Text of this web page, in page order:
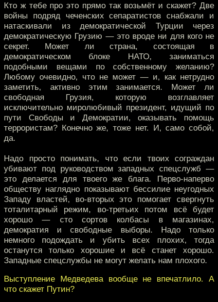
Кто ж тебе про это прямо так возьмёт и скажет? Две
войны подряд чеченских сепаратистов снабжали и
натаскивали из демократической Турции через
демократическую Грузию — это вроде ни для кого не
секрет. Может ли страна, состоящая в
демократическом блоке НАТО, заниматься
подобными вещами по собственному желанию?
Любому очевидно, что не может — и, как нетрудно
заметить, активно этим занимается. Может ли
свободная Грузия, которую возглавляет
исключительно миролюбивый президент, идущий по
пути Свободы и Демократии, оказывать помощь
террористам? Конечно же, тоже нет. И, само собой,
да.
Надо просто понимать, что если твоих сограждан
убивают под руководством западных спецслужб —
это делается для твоего же блага. Перво-наперво
обществу наглядно показывают бессилие неугодных
Западу властей, во-вторых это помогает свергнуть
тоталитарный режим, во-третьих потом всё будет
хорошо — сто сортов колбасы в магазинах,
демократия и свободные выборы. Надо только
немного подождать и убить всех плохих, тогда
останутся только хорошие и всё станет хорошо.
Западные спецслужбы не могут желать нам плохого.
Выступление Медведева вообще не впечатлило. А
что скажет Путин?